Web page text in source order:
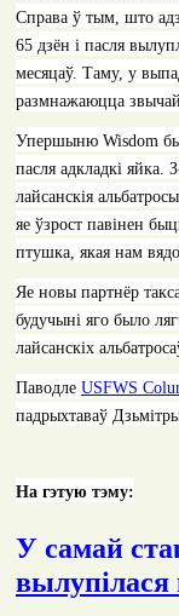
Справа ў тым, што
65 дзён і пасля
месяцаў. Таму, у
размнажаюцца
Упершыню Wisdom
пасля адкладкі яйка.
лайсанскія
яе ўзрост павінен
птушка, якая нам
Яе новы партнёр
будучыні яго было
лайсанскіх
Паводле USFWS
падрыхтаваў
На гэтую тэму:
У самай